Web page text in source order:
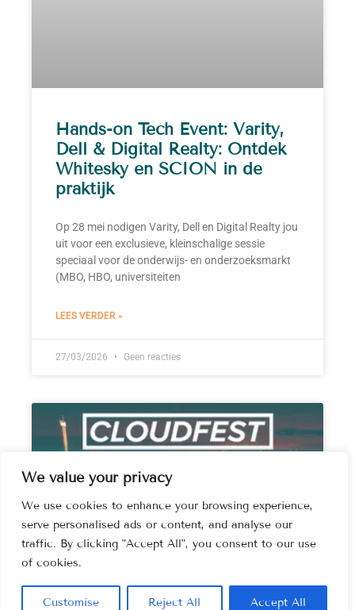
We value your privacy
We use cookies to enhance your browsing experience,
serve personalised ads or content, and analyse our
traffic. By clicking "Accept All", you consent to our use
of cookies.
Customise Reject All Accept All
Hands-on Tech Event: Varity,
Dell & Digital Realty: Ontdek
Whitesky en SCION in de
praktijk
Op 28 mei nodigen Varity, Dell en Digital Realty jou
uit voor een exclusieve, kleinschalige sessie
speciaal voor de onderwijs- en onderzoeksmarkt
(MBO, HBO, universiteiten
LEES VERDER »
27/03/2026 Geen reacties